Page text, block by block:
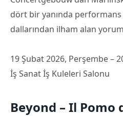
dört bir yanında performans
dallarından ilham alan
19 Şubat 2026, Perşembe –
İş Sanat İş Kuleleri Salonu
Beyond – Il Pomo